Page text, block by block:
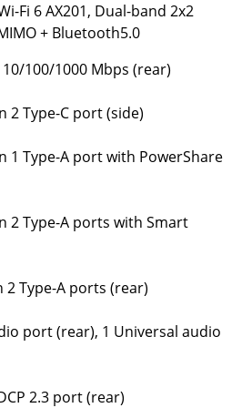
Fi 6 AX201, Dual-band 2x2
+ Bluetooth5.0
100/1000 Mbps (rear)
Type-C port (side)
Type-A port with PowerShare
Type-A ports with Smart
Type-A ports (rear)
port (rear), 1 Universal audio
2.3 port (rear)